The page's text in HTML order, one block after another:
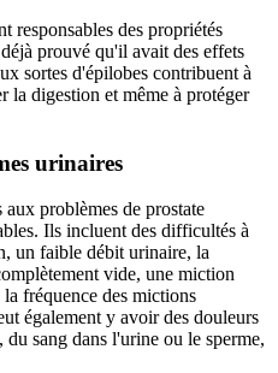
responsables des propriétés
prouvé qu'il avait des effets
sortes d'épilobes contribuent à
la digestion et même à protéger
urinaires
problèmes de prostate
Ils incluent des difficultés à
un faible débit urinaire, la
vide, une miction
fréquence des mictions
également y avoir des douleurs
sang dans l'urine ou le sperme,